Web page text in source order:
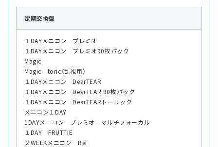
定期交換型
１DAYメニコン プレミオ
１DAYメニコン プレミオ90枚パック
Magic
Magic toric（乱視用）
１DAYメニコン DearTEAR
１DAYメニコン DearTEAR 90枚パック
１DAYメニコン DearTEARトーリック
メニコン１DAY
1DAYメニコン プレミオ マルチフォーカル
１DAY FRUTTIE
２WEEKメニコン Rei